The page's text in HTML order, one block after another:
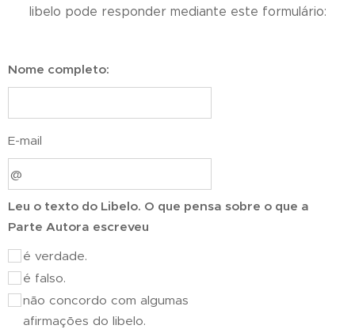
libelo pode responder mediante este formulário:
Nome completo:
E-mail
Leu o texto do Libelo. O que pensa sobre o que a
Parte Autora escreveu
é verdade.
é falso.
não concordo com algumas
afirmações do libelo.